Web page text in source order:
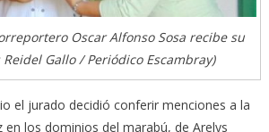
Oscar Alfonso Sosa recibe su
Gallo / Periódico Escambray)
el jurado decidió conferir menciones a la
en los dominios del marabú, de Arelys